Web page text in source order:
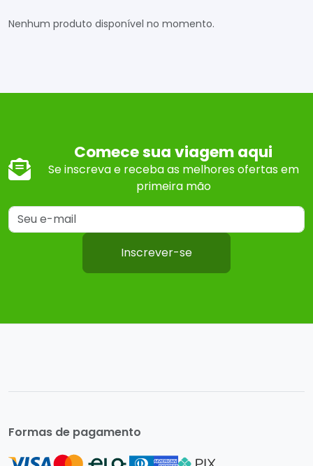
Nenhum produto disponível no momento.
Comece sua viagem aqui
Se inscreva e receba as melhores ofertas em
primeira mão
Inscrever-se
Formas de pagamento